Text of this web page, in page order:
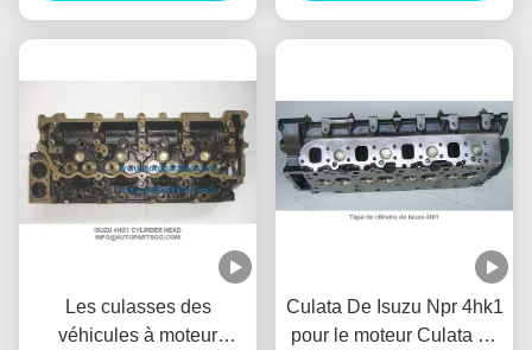
Les culasses des
véhicules à moteur
Culata De Isuzu Npr 4hk1
pour le moteur Culata de